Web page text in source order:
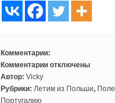
Комментарии:
Комментарии
к
записи
Прямые
отключены
Автор: Vicky
Рубрики: Летим из Польши,
Португалию